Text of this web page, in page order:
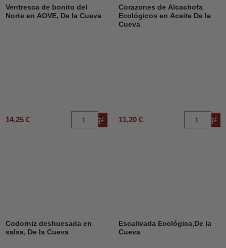
Ventresca de bonito del
Norte en AOVE, De la Cueva
14,25 € Añadir al carrito
Corazones de Alcachofa
Ecológicos en Aceite De la
Cueva
11,20 €
Codorniz deshuesada en
salsa, De la Cueva
Escalivada Ecológica,De la
Cueva